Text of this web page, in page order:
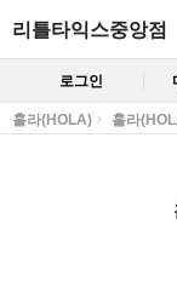
리틀타익스중앙점
로그인
홀라(HOLA) 홀라